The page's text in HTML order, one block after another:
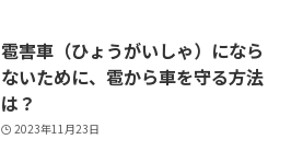
雹害車（ひょうがいしゃ）になら
ないために、雹から車を守る方法
は？
2023年11月23日